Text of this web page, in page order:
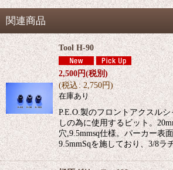
関連商品
Tool H-90
2,500円(税別)
(税込: 2,750円)
在庫あり
P.E.O.製のフロントアクスル
しの為に使用するビット。
穴,9.5mmsq仕様。パーカー表
9.5mmSqを施しており、3/8ラ